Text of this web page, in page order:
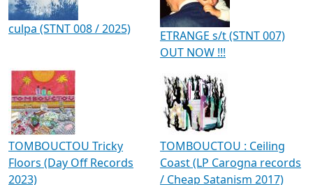
culpa (STNT 008 / 2025)
ETRANGE s/t (STNT 007)
OUT NOW !!!
TOMBOUCTOU Tricky
Floors (Day Off Records
2023)
TOMBOUCTOU : Ceiling
Coast (LP Carogna records
/ Cheap Satanism 2017)